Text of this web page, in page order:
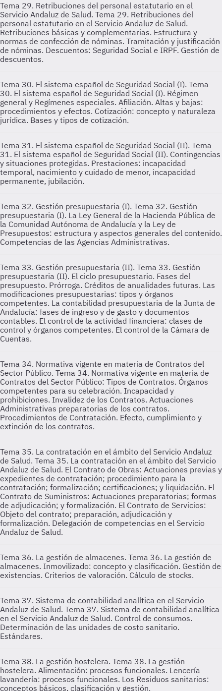
Tema 29. Retribuciones del personal estatutario en el
Servicio Andaluz de Salud. Tema 29. Retribuciones del
personal estatutario en el Servicio Andaluz de Salud.
Retribuciones básicas y complementarias. Estructura y
normas de confección de nóminas. Tramitación y justificación
de nóminas. Descuentos: Seguridad Social e IRPF. Gestión de
descuentos.
Tema 30. El sistema español de Seguridad Social (I). Tema
30. El sistema español de Seguridad Social (I). Régimen
general y Regímenes especiales. Afiliación. Altas y bajas:
procedimientos y efectos. Cotización: concepto y naturaleza
jurídica. Bases y tipos de cotización.
Tema 31. El sistema español de Seguridad Social (II). Tema
31. El sistema español de Seguridad Social (II). Contingencias
y situaciones protegidas. Prestaciones: incapacidad
temporal, nacimiento y cuidado de menor, incapacidad
permanente, jubilación.
Tema 32. Gestión presupuestaria (I). Tema 32. Gestión
presupuestaria (I). La Ley General de la Hacienda Pública de
la Comunidad Autónoma de Andalucía y la Ley de
Presupuestos: estructura y aspectos generales del contenido.
Competencias de las Agencias Administrativas.
Tema 33. Gestión presupuestaria (II). Tema 33. Gestión
presupuestaria (II). El ciclo presupuestario. Fases del
presupuesto. Prórroga. Créditos de anualidades futuras. Las
modificaciones presupuestarias: tipos y órganos
competentes. La contabilidad presupuestaria de la Junta de
Andalucía: fases de ingreso y de gasto y documentos
contables. El control de la actividad financiera: clases de
control y órganos competentes. El control de la Cámara de
Cuentas.
Tema 34. Normativa vigente en materia de Contratos del
Sector Público. Tema 34. Normativa vigente en materia de
Contratos del Sector Público: Tipos de Contratos. Órganos
competentes para su celebración. Incapacidad y
prohibiciones. Invalidez de los Contratos. Actuaciones
Administrativas preparatorias de los contratos.
Procedimientos de Contratación. Efecto, cumplimiento y
extinción de los contratos.
Tema 35. La contratación en el ámbito del Servicio Andaluz
de Salud. Tema 35. La contratación en el ámbito del Servicio
Andaluz de Salud. El Contrato de Obras: Actuaciones previas y
expedientes de contratación; procedimiento para la
contratación; formalización; certificaciones; y liquidación. El
Contrato de Suministros: Actuaciones preparatorias; formas
de adjudicación; y formalización. El Contrato de Servicios:
Objeto del contrato; preparación, adjudicación y
formalización. Delegación de competencias en el Servicio
Andaluz de Salud.
Tema 36. La gestión de almacenes. Tema 36. La gestión de
almacenes. Inmovilizado: concepto y clasificación. Gestión de
existencias. Criterios de valoración. Cálculo de stocks.
Tema 37. Sistema de contabilidad analítica en el Servicio
Andaluz de Salud. Tema 37. Sistema de contabilidad analítica
en el Servicio Andaluz de Salud. Control de consumos.
Determinación de las unidades de costo sanitario.
Estándares.
Tema 38. La gestión hostelera. Tema 38. La gestión
hostelera. Alimentación: procesos funcionales. Lencería
lavandería: procesos funcionales. Los Residuos sanitarios:
conceptos básicos, clasificación y gestión.